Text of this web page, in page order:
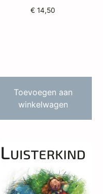
€ 14,50
Toevoegen aan
winkelwagen